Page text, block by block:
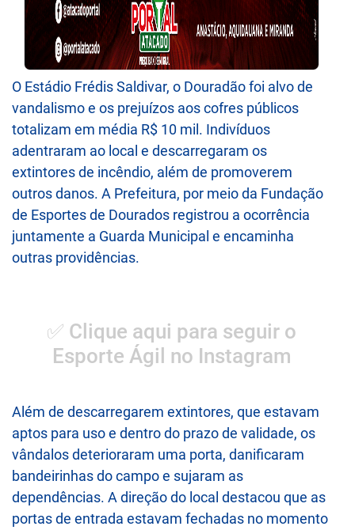
O Estádio Frédis Saldivar, o Douradão foi alvo de
vandalismo e os prejuízos aos cofres públicos
totalizam em média R$ 10 mil. Indivíduos
adentraram ao local e descarregaram os
extintores de incêndio, além de promoverem
outros danos. A Prefeitura, por meio da Fundação
de Esportes de Dourados registrou a ocorrência
juntamente a Guarda Municipal e encaminha
outras providências.
✅ Clique aqui para seguir o
Esporte Ágil no Instagram
Além de descarregarem extintores, que estavam
aptos para uso e dentro do prazo de validade, os
vândalos deterioraram uma porta, danificaram
bandeirinhas do campo e sujaram as
dependências. A direção do local destacou que as
portas de entrada estavam fechadas no momento